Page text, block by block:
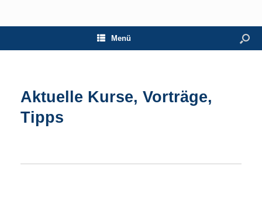
Menü
Aktuelle Kurse, Vorträge,
Tipps